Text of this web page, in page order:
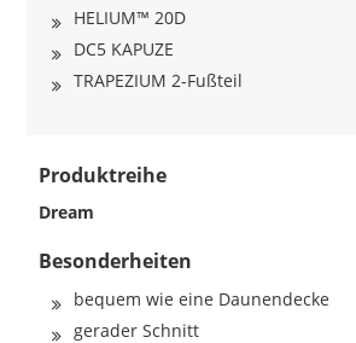
HELIUM™ 20D
DC5 KAPUZE
TRAPEZIUM 2-Fußteil
Produktreihe
Dream
Besonderheiten
bequem wie eine Daunendecke
gerader Schnitt